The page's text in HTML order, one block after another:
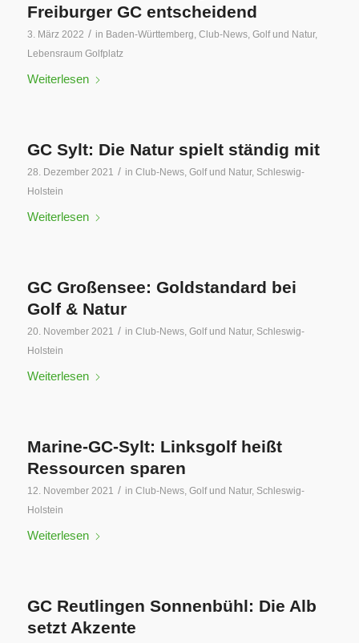
Freiburger GC entscheidend
3. März 2022 / in Baden-Württemberg, Club-News, Golf und Natur,
Lebensraum Golfplatz
Weiterlesen
GC Sylt: Die Natur spielt ständig mit
28. Dezember 2021 / in Club-News, Golf und Natur, Schleswig-
Holstein
Weiterlesen
GC Großensee: Goldstandard bei
Golf & Natur
20. November 2021 / in Club-News, Golf und Natur, Schleswig-
Holstein
Weiterlesen
Marine-GC-Sylt: Linksgolf heißt
Ressourcen sparen
12. November 2021 / in Club-News, Golf und Natur, Schleswig-
Holstein
Weiterlesen
GC Reutlingen Sonnenbühl: Die Alb
setzt Akzente